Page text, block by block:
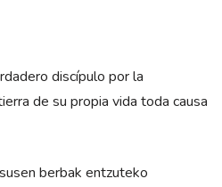
discípulo por la
de su propia vida toda causa
berbak entzuteko